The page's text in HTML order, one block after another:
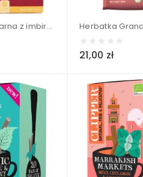
Herbata czarna z imbirem i brzoskwinią ( 20X2) BIO - ENGLISH TEA SHOP ORGANIC 40 g
21,00 zł